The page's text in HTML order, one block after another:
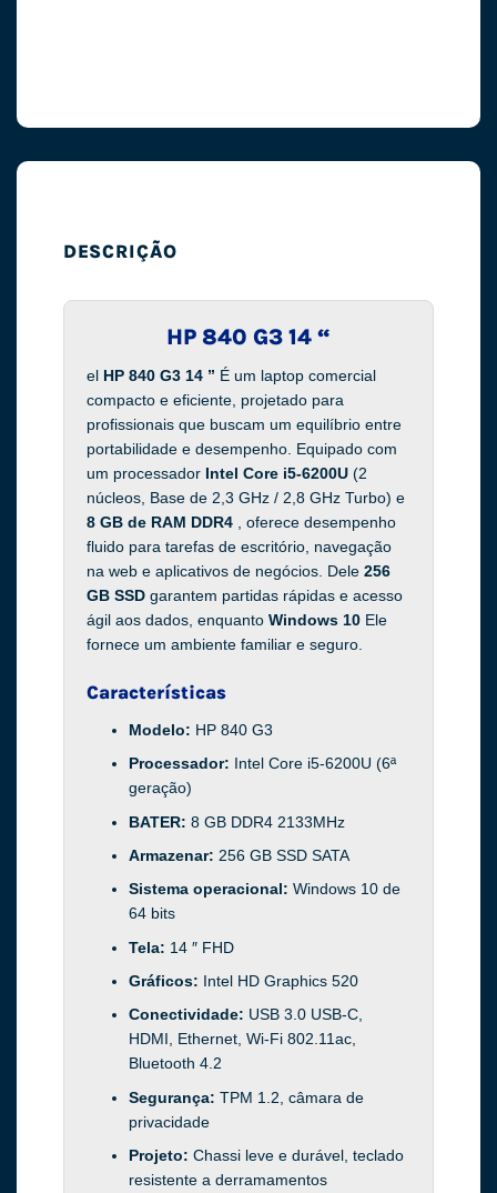
DESCRIÇÃO
HP 840 G3 14 “
el HP 840 G3 14 ” É um laptop comercial
compacto e eficiente, projetado para
profissionais que buscam um equilíbrio entre
portabilidade e desempenho. Equipado com
um processador Intel Core i5-6200U (2
núcleos, Base de 2,3 GHz / 2,8 GHz Turbo) e
8 GB de RAM DDR4 , oferece desempenho
fluido para tarefas de escritório, navegação
na web e aplicativos de negócios. Dele 256
GB SSD garantem partidas rápidas e acesso
ágil aos dados, enquanto Windows 10 Ele
fornece um ambiente familiar e seguro.
Características
Modelo: HP 840 G3
Processador: Intel Core i5-6200U (6ª
geração)
BATER: 8 GB DDR4 2133MHz
Armazenar: 256 GB SSD SATA
Sistema operacional: Windows 10 de
64 bits
Tela: 14 ″ FHD
Gráficos: Intel HD Graphics 520
Conectividade: USB 3.0 USB-C,
HDMI, Ethernet, Wi-Fi 802.11ac,
Bluetooth 4.2
Segurança: TPM 1.2, câmara de
privacidade
Projeto: Chassi leve e durável, teclado
resistente a derramamentos